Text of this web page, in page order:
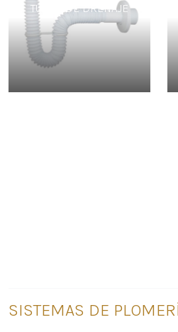
TUBOS DE DRENAJE
SISTEMAS DE